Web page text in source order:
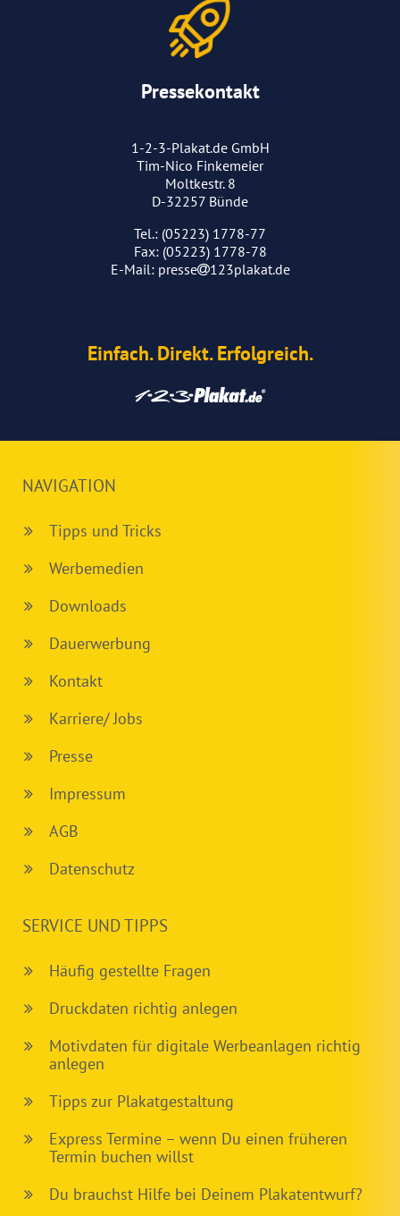
Pressekontakt
1-2-3-Plakat.de GmbH
Tim-Nico Finkemeier
Moltkestr. 8
D-32257 Bünde
Tel.: (05223) 1778-77
Fax: (05223) 1778-78
E-Mail: presse 123plakat.de
Einfach. Direkt. Erfolgreich.
NAVIGATION
Tipps und Tricks
Werbemedien
Downloads
Dauerwerbung
Kontakt
Karriere/ Jobs
Presse
Impressum
AGB
Datenschutz
SERVICE UND TIPPS
Häufig gestellte Fragen
Druckdaten richtig anlegen
Motivdaten für digitale Werbeanlagen richtig
anlegen
Tipps zur Plakatgestaltung
Express Termine – wenn Du einen früheren
Termin buchen willst
Du brauchst Hilfe bei Deinem Plakatentwurf?